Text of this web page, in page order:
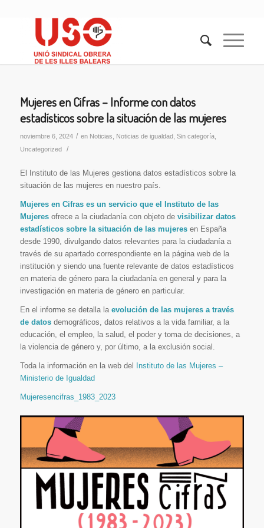
Mujeres en Cifras – Informe con datos
estadísticos sobre la situación de las mujeres
noviembre 6, 2024 / en Noticias Noticias de igualdad, Sin categoría,
Uncategorized
/
El Instituto de las Mujeres gestiona datos estadísticos sobre la
situación de las mujeres en nuestro país.
Mujeres en Cifras es un servicio que el Instituto de las
Mujeresofrece a la ciudadanía con objeto de visibilizar datos
estadísticos sobre la situación de las mujeresen España
desde 1990, divulgando datos relevantes para la ciudadanía a
través de su apartado correspondiente en la página web de la
institución y siendo una fuente relevante de datos estadísticos
en materia de género para la ciudadanía en general y para la
investigación en materia de género en particular.
En el informe se detalla la evolución de las mujeres a través
de datosdemográficos, datos relativos a la vida familiar, a la
educación, el empleo, la salud, el poder y toma de decisiones, a
la violencia de género y, por último, a la exclusión social.
Toda la información en la web del
Instituto de las Mujeres –
Ministerio de Igualdad
Mujeresencifras_1983_2023